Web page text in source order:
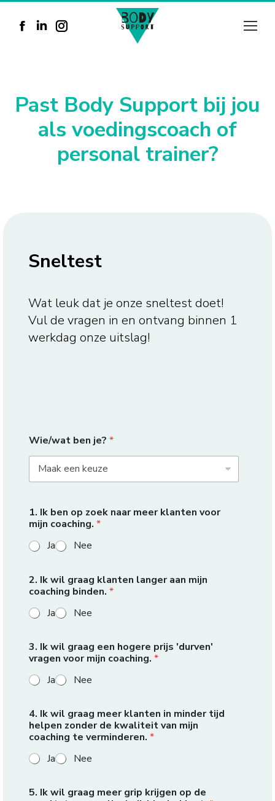
Facebook
new
window
Linkedin
new
window
Instagram
new
window
Past Body Support bij jou
als voedingscoach of
personal trainer?
Sneltest
Wat leuk dat je onze sneltest doet!
Vul de vragen in en ontvang binnen 1
werkdag onze uitslag!
Wie/wat ben je? *
1. Ik ben op zoek naar meer klanten voor
mijn coaching. *
Ja
Nee
2. Ik wil graag klanten langer aan mijn
coaching binden. *
Ja
Nee
3. Ik wil graag een hogere prijs 'durven'
vragen voor mijn coaching. *
Ja
Nee
4. Ik wil graag meer klanten in minder tijd
helpen zonder de kwaliteit van mijn
coaching te verminderen. *
Ja
Nee
5. Ik wil graag meer grip krijgen op de